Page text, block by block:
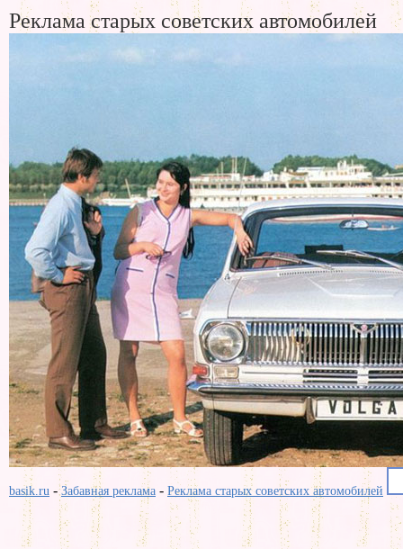
Реклама старых советских автомобилей
basik.ru -Забавная реклама - Реклама старых советских автомобилей